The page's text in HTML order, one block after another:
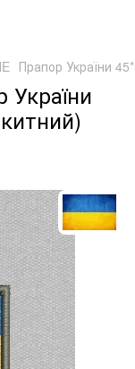
Прапор України